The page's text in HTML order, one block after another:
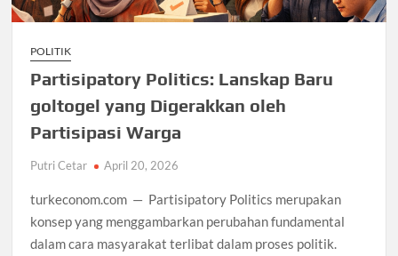
POLITIK
Partisipatory Politics: Lanskap Baru
goltogel yang Digerakkan oleh
Partisipasi Warga
Putri Cetar April 20, 2026
turkeconom.com — Partisipatory Politics merupakan
konsep yang menggambarkan perubahan fundamental
dalam cara masyarakat terlibat dalam proses politik.